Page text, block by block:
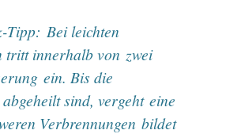
Tipp: Bei leichten
tritt innerhalb von zwei
ein. Bis die
sind, vergeht eine
Verbrennungen bildet